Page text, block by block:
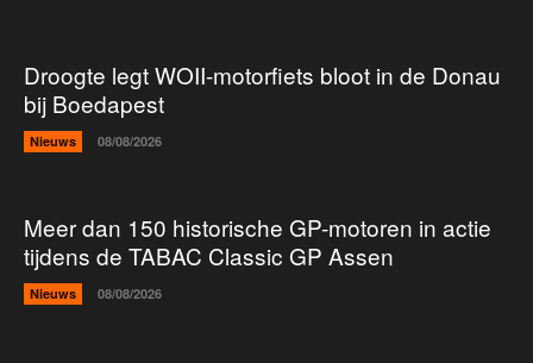
Droogte legt WOII-motorfiets bloot in de Donau
bij Boedapest
Nieuws 08/08/2026
Meer dan 150 historische GP-motoren in actie
tijdens de TABAC Classic GP Assen
Nieuws 08/08/2026